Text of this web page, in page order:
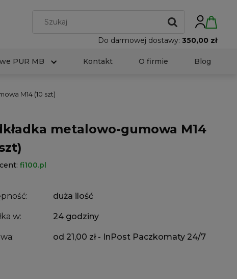
Do darmowej dostawy: 350,00 zł
PUR MB Kontakt O firmie Blog
M14 (10 szt)
metalowo-gumowa M14
fi100.pl
duża ilość
w: 24 godziny
od 21,00 zł - InPost Paczkomaty 24/7